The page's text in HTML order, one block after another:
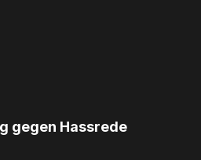
gegen Hassrede